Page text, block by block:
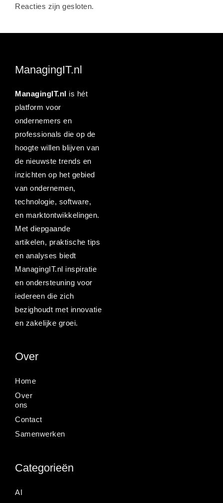
Reacties zijn gesloten.
ManagingIT.nl
ManagingIT.nl is hét
platform voor
ondernemers en
professionals die op de
hoogte willen blijven van
de nieuwste trends en
inzichten op het gebied
van ondernemen,
technologie, software,
en marktontwikkelingen.
Met diepgaande
artikelen, praktische tips
en analyses biedt
ManagingIT.nl inspiratie
en ondersteuning voor
iedereen die zich
bezighoudt met innovatie
en zakelijke groei.
Over
Home
Over
ons
Contact
Samenwerken
Categorieën
AI